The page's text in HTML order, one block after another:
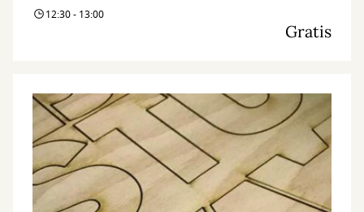
12:30 - 13:00
Gratis